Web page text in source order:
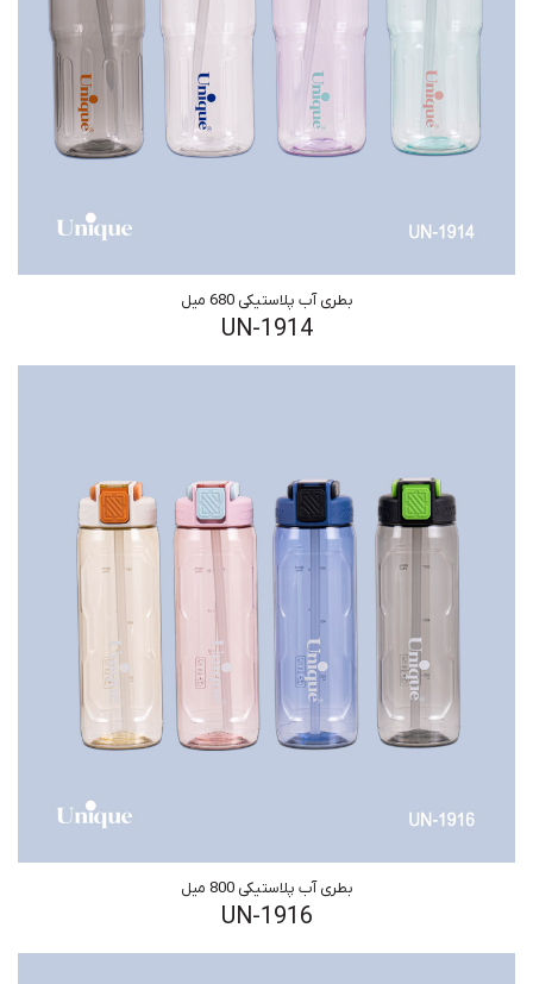
بطری آب پلاستیکی 680 میل
UN-1914
بطری آب پلاستیکی 800 میل
UN-1916